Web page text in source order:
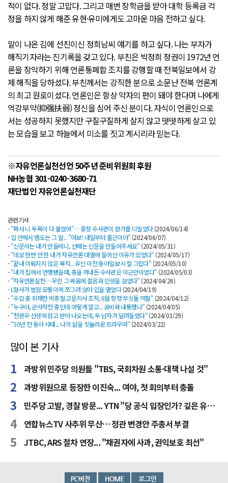
적이 없다. 정말 고맙다. 그리고 매번 장학금을 받아 대학 등록금 걱
정을 하지 않게 해준 유현·유미에게도 고마운 마음 전하고 싶다.
말이 나온 김에 선친이신 정희남씨 얘기를 하고 싶다. 나는 부자가
해직기자라는 진기록을 갖고 있다. 부친은 박정희 정권이 1972년 언
론을 장악하기 위해 언론통폐합 조치를 강행할 때 전북일보에서 강
제 해직을 당하셨다. 부친께서는 강직한 분으로 소문난 전북 언론계
의 최고 원로이셨다. 언론인은 항상 약자의 편이 돼야 한다며 나에게
억강부약(抑强扶弱) 정신을 심어 주신 분이다. 자식이 언론인으로
서는 성공하지 못했지만 구질구질하게 살지 않고 떳떳하게 살고 있
는 모습을 보고 하늘에서 미소를 짓고 계시리라 믿는다.
※자유언론실천선언 50주년 준비위원회 후원
NH농협 301-0240-3680-71
재단법인 자유언론실천재단
관련기사
-"짜샤 니 두목이 다 불었어"… 중정 수사관이 뭔가를 디밀었다(2024/06/14)
-입 안에서 맴도는 그 말... "여보! 내일부터 출근이야" (2024/06/07)
-"신문사는 내가 만들테니, 선배는 신문을 만들어주세요" (2024/05/31)
-"데모 한번 안 한 내가 자유언론 대열에 들어선 이유가 있었다" (2024/05/17)
-"끝내 이뤄지지 않은 복직... 유신 이전 동아일보 시절 그립다" (2024/05/10)
-"내가 집에서 연행됐을때, 총을 꺼내든 수사관은 이근안이었다" (2024/05/03)
-"자유언론실천… 우린 그 싸움에 젊음과 인생을 걸었다" (2024/04/26)
-L형사가 법원 모퉁이에 쪼그려 앉아 입을 열었다(2024/04/19)
-"수감 중 취재한 박종철 고문치사 조작, 6월 항쟁 부싯돌 역할" (2024/04/12)
-"누구야, 군사작전 중인데 어떻게 알고... 공비와 내통했나" (2024/04/05)
-"천관우 선생에 원고 받아 나오는데, 두 남자가 달려들었다"(2024/03/29)
-"50년 전 동아 사태... 나의 삶을 짓눌러온 트라우마" (2024/03/22)
많이 본 기사
과방위 민주당 의원들 "TBS, 국회차원 소통·대책 나설 것"
과방위원으로 등장한 이진숙... 여야, 첫 회의부터 충돌
민주당 고발, 경찰 방문... YTN "당 공식 입장인가? 깊은 유감"
연합뉴스TV 사추위 무산… 정관 변경안 주총서 부결
JTBC, ARS 절차 연장... "채권자에 사과, 권익보호 최선"